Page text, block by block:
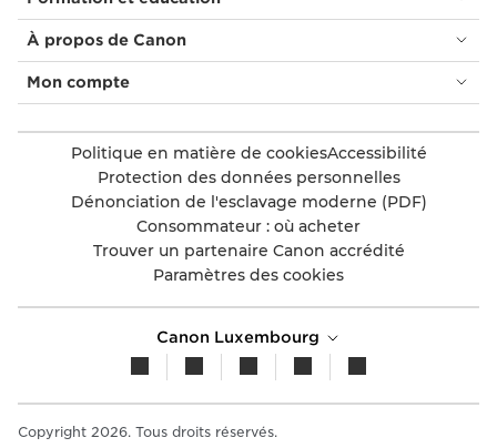
À propos de Canon
Mon compte
Politique en matière de cookiesAccessibilité
Protection des données personnelles
Dénonciation de l'esclavage moderne (PDF)
Consommateur : où acheter
Trouver un partenaire Canon accrédité
Paramètres des cookies
Canon Luxembourg
Copyright 2026. Tous droits réservés.